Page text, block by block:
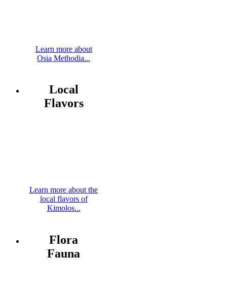
Learn more about
Osia Methodia...
Local
Flavors
Learn more about the
local flavors of
Kimolos...
Flora
Fauna